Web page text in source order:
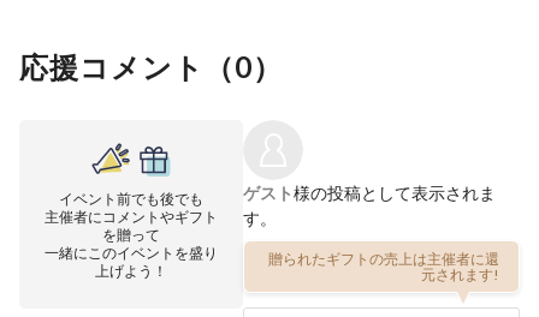
応援コメント（0）
イベント前でも後でも
主催者にコメントやギフト
を贈って
一緒にこのイベントを盛り
上げよう！
ゲスト様の投稿として表示されま
す。
贈られたギフトの売上は主催者に還
元されます!